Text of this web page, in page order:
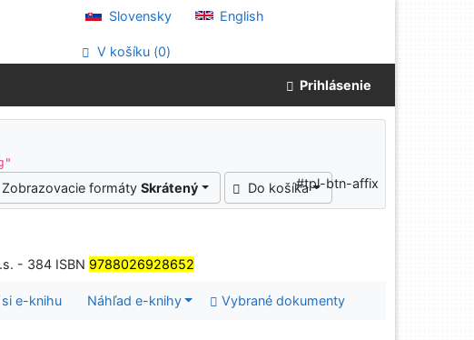
Slovensky English
V košíku (0)
Prihlásenie
Zobrazovacie formáty Skrátený Do košíka#tpl-btn-affix
- 384 ISBN 9788026928652
e-knihu Náhľad e-knihy Vybrané dokumenty